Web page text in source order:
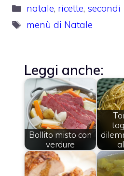
Categorie
natale, ricette, secondi
Tag
menù di Natale
Leggi anche:
Bollito misto con
verdure